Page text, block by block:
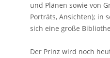
und Plänen sowie von
Porträts, Ansichten); in
sich eine große
Der Prinz wird noch